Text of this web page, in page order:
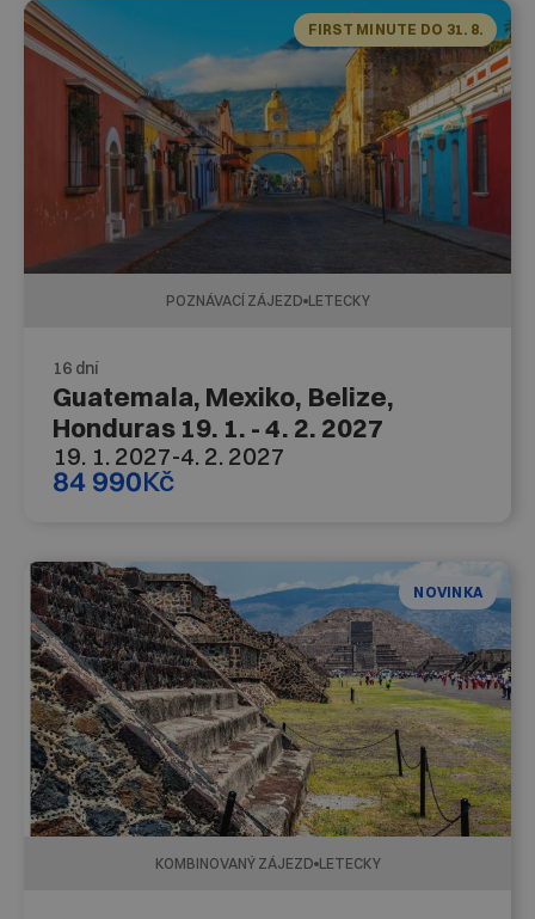
FIRST MINUTE DO 31. 8.
POZNÁVACÍ ZÁJEZD LETECKY
16 dní
Guatemala, Mexiko, Belize,
Honduras 19. 1. - 4. 2. 2027
19. 1. 2027-4. 2. 2027
84 990Kč
NOVINKA
KOMBINOVANÝ ZÁJEZD LETECKY